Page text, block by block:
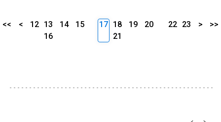
<< < 12 13 14
15
16
17 18 19
20
21
22 23 > >>